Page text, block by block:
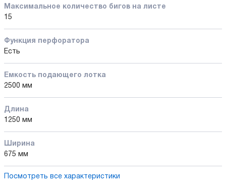
Максимальное количество бигов на листе
15
Функция перфоратора
Есть
Емкость подающего лотка
2500 мм
Длина
1250 мм
Ширина
675 мм
Посмотреть все характеристики